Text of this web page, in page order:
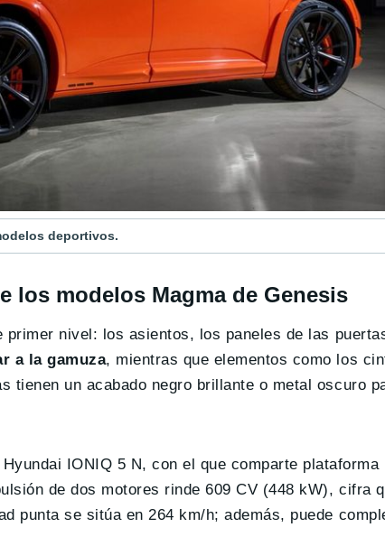
deportivos.
los modelos Magma de Genesis
nivel: los asientos, los paneles de las
a la gamuza, mientras que elementos como los
tienen un acabado negro brillante o metal oscuro
IONIQ 5 N, con el que comparte plataforma
de dos motores rinde 609 CV (448 kW), cifra
punta se sitúa en 264 km/h; además, puede